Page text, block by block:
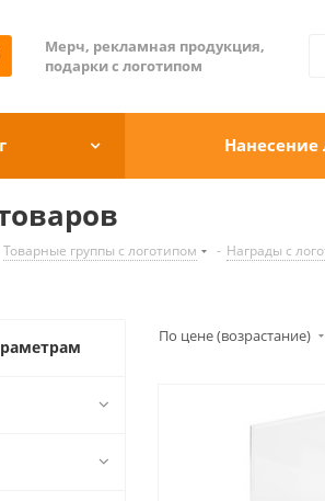
Мерч, рекламная продукция,
подарки с логотипом
Нанесение
Товарные группы c логотипом - Награды c
По цене (возрастание)